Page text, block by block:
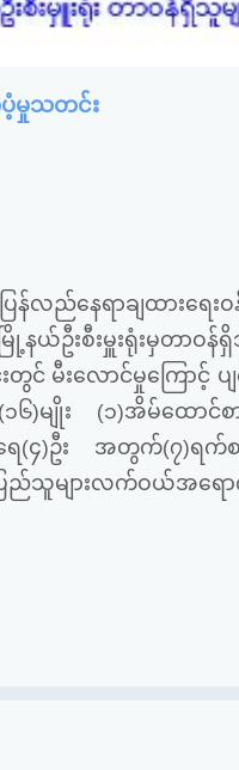
ပံ့မှုသတင်း
လည်နေရာချထားရေး
နယ်ဦးစီးမှူးရုံးမှတာဝန်
င်းတွင် မီးလောင်မှုကြ
မျိုး (၁)အိမ်ထောင်စ
ရေ(၄)ဦး အတွက်(၇)ရက်စ
ပြည်သူများလက်ဝယ်အရ